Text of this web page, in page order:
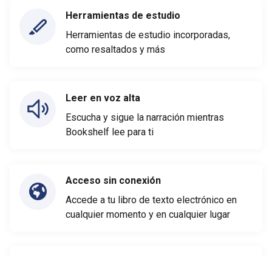
Herramientas de estudio
Herramientas de estudio incorporadas,
como resaltados y más
Leer en voz alta
Escucha y sigue la narración mientras
Bookshelf lee para ti
Acceso sin conexión
Accede a tu libro de texto electrónico en
cualquier momento y en cualquier lugar